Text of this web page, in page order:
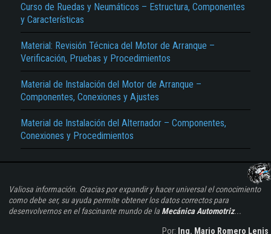
Curso de Ruedas y Neumáticos – Estructura, Componentes
y Características
Material: Revisión Técnica del Motor de Arranque –
Verificación, Pruebas y Procedimientos
Material de Instalación del Motor de Arranque –
Componentes, Conexiones y Ajustes
Material de Instalación del Alternador – Componentes,
Conexiones y Procedimientos
Valiosa información. Gracias por expandir y hacer universal el conocimiento
como debe ser, su ayuda permite obtener los datos correctos para
desenvolvernos en el fascinante mundo de la Mecánica Automotriz...
Por: Ing. Mario Romero Lenis